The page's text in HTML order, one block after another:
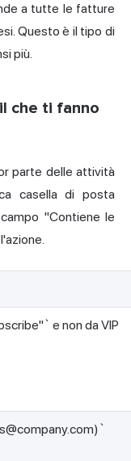
a tutte le fatture
Questo è il tipo di
più.
che ti fanno
parte delle attività
casella di posta
"Contiene le
e non da VIP
)`